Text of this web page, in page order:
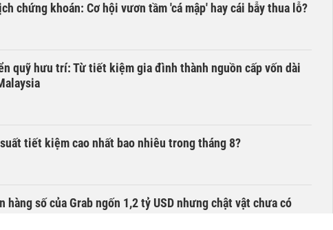
chứng khoán: Cơ hội vươn tầm 'cá mập' hay cái bẫy thua lỗ?
quỹ hưu trí: Từ tiết kiệm gia đình thành nguồn cấp vốn dài
tiết kiệm cao nhất bao nhiêu trong tháng 8?
hàng số của Grab ngốn 1,2 tỷ USD nhưng chật vật chưa có